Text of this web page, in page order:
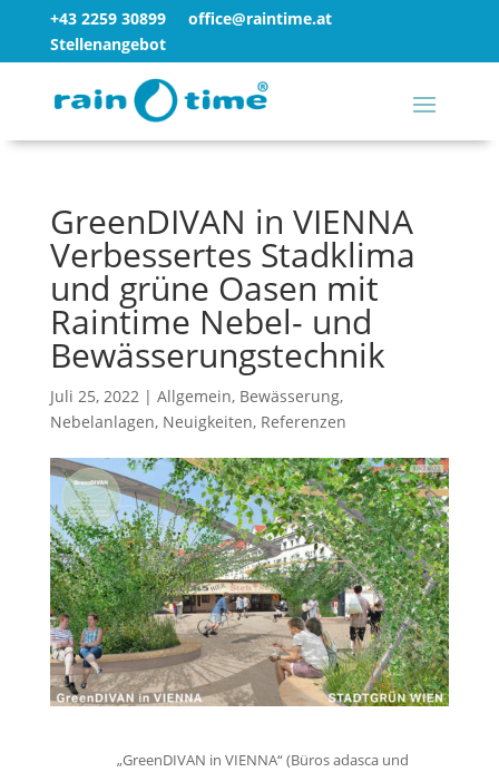
+43 2259 30899
office@raintime.at
Stellenangebot
GreenDIVAN in VIENNA
Verbessertes Stadklima
und grüne Oasen mit
Raintime Nebel- und
Bewässerungstechnik
Juli 25, 2022| Allgemein, Bewässerung,
Nebelanlagen, Neuigkeiten, Referenzen
„GreenDIVAN in VIENNA“ (Büros adasca und